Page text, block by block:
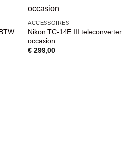
WENSENLIJST
ACCESSOIRES
Nikon TC-14E III teleconverter
occasion
€ 299,00